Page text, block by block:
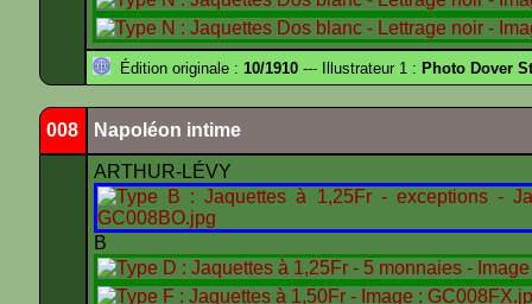
Édition originale : 10/1910 --- Illustrateur 1 : Photo Dover
008 Napoléon intime
ARTHUR-LÉVY
B